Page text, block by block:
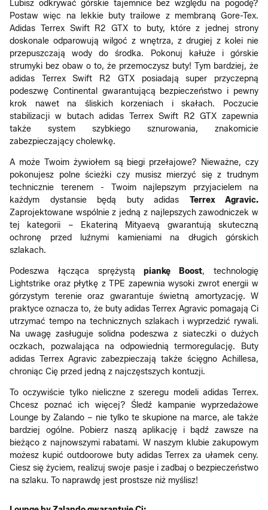
Lubisz odkrywać górskie tajemnice bez względu na pogodę?
Postaw więc na lekkie buty trailowe z membraną Gore-Tex.
Adidas Terrex Swift R2 GTX to buty, które z jednej strony
doskonale odparowują wilgoć z wnętrza, z drugiej z kolei nie
przepuszczają wody do środka. Pokonuj kałuże i górskie
strumyki bez obaw o to, że przemoczysz buty! Tym bardziej, że
adidas Terrex Swift R2 GTX posiadają super przyczepną
podeszwę Continental gwarantującą bezpieczeństwo i pewny
krok nawet na śliskich korzeniach i skałach. Poczucie
stabilizacji w butach adidas Terrex Swift R2 GTX zapewnia
także system szybkiego sznurowania, znakomicie
zabezpieczający cholewkę.
A może Twoim żywiołem są biegi przełajowe? Nieważne, czy
pokonujesz polne ścieżki czy musisz mierzyć się z trudnym
technicznie terenem - Twoim najlepszym przyjacielem na
każdym dystansie będą buty adidas Terrex Agravic.
Zaprojektowane wspólnie z jedną z najlepszych zawodniczek w
tej kategorii – Ekateriną Mityaevą gwarantują skuteczną
ochronę przed luźnymi kamieniami na długich górskich
szlakach.
Podeszwa łącząca sprężystąpiankę Boost, technologię
Lightstrike oraz płytkę z TPE zapewnia wysoki zwrot energii w
górzystym terenie oraz gwarantuje świetną amortyzację. W
praktyce oznacza to, że buty adidas Terrex Agravic pomagają Ci
utrzymać tempo na technicznych szlakach i wyprzedzić rywali.
Na uwagę zasługuje solidna podeszwa z siateczki o dużych
oczkach, pozwalająca na odpowiednią termoregulację. Buty
adidas Terrex Agravic zabezpieczają także ścięgno Achillesa,
chroniąc Cię przed jedną z najczęstszych kontuzji.
To oczywiście tylko nieliczne z szeregu modeli adidas Terrex.
Chcesz poznać ich więcej? Śledź kampanie wyprzedażowe
Lounge by Zalando – nie tylko te skupione na marce, ale także
bardziej ogólne. Pobierz naszą aplikację i bądź zawsze na
bieżąco z najnowszymi rabatami. W naszym klubie zakupowym
możesz kupić outdoorowe buty adidas Terrex za ułamek ceny.
Ciesz się życiem, realizuj swoje pasje i zadbaj o bezpieczeństwo
na szlaku. To naprawdę jest prostsze niż myślisz!